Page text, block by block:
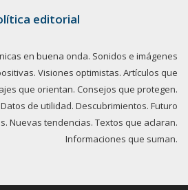
editorial
en buena onda. Sonidos e imágenes
Visiones optimistas. Artículos que
que orientan. Consejos que protegen.
de utilidad. Descubrimientos. Futuro
Nuevas tendencias. Textos que aclaran.
Informaciones que suman.